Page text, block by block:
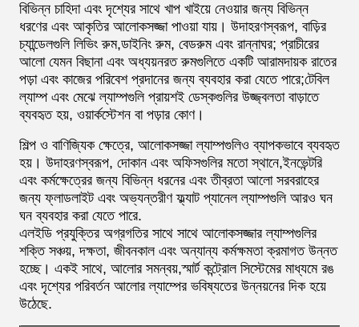
বিভিন্ন চাহিদা এবং দৃশ্যের সাথে খাপ খাইয়ে নেওয়ার জন্য বিভিন্ন
ধরণের এবং আকৃতির আলোকসজ্জা পাওয়া যায়। উদাহরণস্বরূপ, বাড়ির
চ্যান্ডেলগুলি লিভিং রুম,ডাইনিং রুম, বেডরুম এবং রান্নাঘর; প্রাচীরের
আলো যেমন বিছানা এবং অধ্যয়নরত রুমগুলিতে একটি আরামদায়ক রাতের
পড়া এবং কাজের পরিবেশ প্রদানের জন্য ব্যবহার করা যেতে পারে;টেবিল
ল্যাম্প এবং মেঝে ল্যাম্পগুলি প্রায়শই ডেস্কগুলির উজ্জ্বলতা বাড়াতে
ব্যবহৃত হয়, ওয়ার্কস্টেশন বা পড়ার কোণ।
শিল্প ও বাণিজ্যিক ক্ষেত্রে, আলোকসজ্জা ল্যাম্পগুলিও ব্যাপকভাবে ব্যবহৃত
হয়। উদাহরণস্বরূপ, দোকান এবং অফিসগুলির মতো স্থানে,ইনভেন্টরি
এবং কর্মক্ষেত্রের জন্য বিভিন্ন ধরনের এবং তীব্রতা আলো সরবরাহের
জন্য ফ্লাডলাইট এবং অভ্যন্তরীণ ফ্ল্যাট প্যানেল ল্যাম্পগুলি আরও ঘন
ঘন ব্যবহার করা যেতে পারে.
এলইডি প্রযুক্তির অগ্রগতির সাথে সাথে আলোকসজ্জার ল্যাম্পগুলির
শক্তি সঞ্চয়, দক্ষতা, জীবনকাল এবং অন্যান্য কর্মক্ষমতা ক্রমাগত উন্নত
হচ্ছে। একই সাথে, আলোর সমন্বয়,স্মার্ট কন্ট্রোল সিস্টেমের মাধ্যমে রঙ
এবং দৃশ্যের পরিবর্তন আলোর ল্যাম্পের ভবিষ্যতের উন্নয়নের দিক হয়ে
উঠেছে.